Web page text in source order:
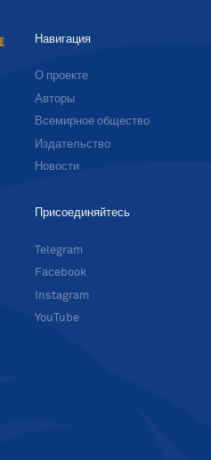
Навигация
О проекте
Авторы
Всемирное общество
Издательство
Новости
Присоединяйтесь
Telegram
Facebook
Instagram
YouTube